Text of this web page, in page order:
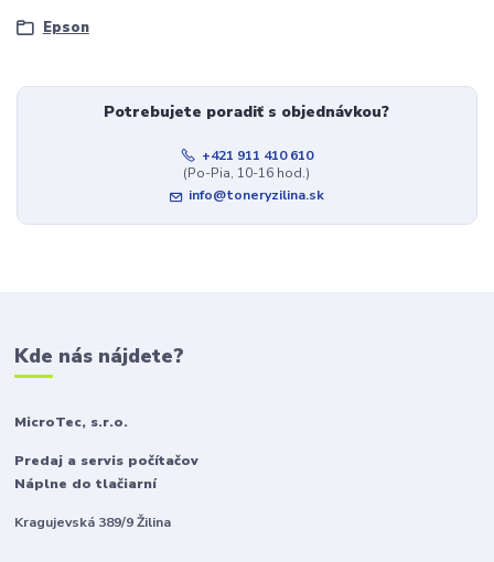
Epson
Potrebujete poradiť s objednávkou?
+421 911 410 610
(Po-Pia, 10-16 hod.)
info@toneryzilina.sk
Kde nás nájdete?
MicroTec, s.r.o.
Predaj a servis počítačov
Náplne do tlačiarní
Kragujevská 389/9 Žilina